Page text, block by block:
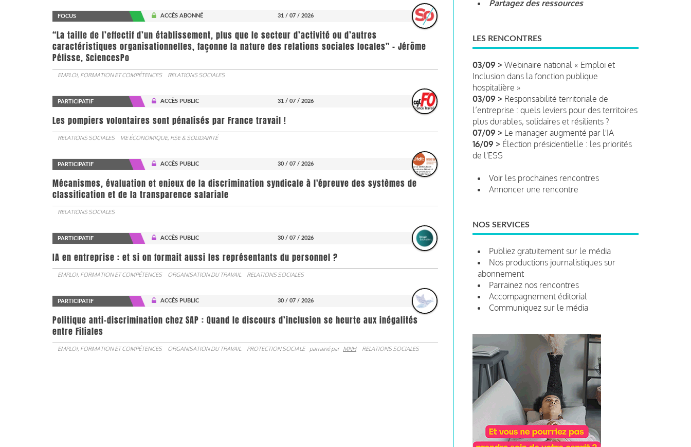
FOCUS ACCÈS ABONNÉ 31 / 07 / 2026
“La taille de l’effectif d’un établissement, plus que le secteur d’activité ou d’autres
caractéristiques organisationnelles, façonne la nature des relations sociales locales” - Jérôme
Pélisse, SciencesPo
EMPLOI, FORMATION ET COMPÉTENCES RELATIONS SOCIALES
PARTICIPATIF ACCÈS PUBLIC 31 / 07 / 2026
Les pompiers volontaires sont pénalisés par France travail !
RELATIONS SOCIALES VIE ÉCONOMIQUE, RSE & SOLIDARITÉ
PARTICIPATIF ACCÈS PUBLIC 30 / 07 / 2026
Mécanismes, évaluation et enjeux de la discrimination syndicale à l'épreuve des systèmes de
classification et de la transparence salariale
RELATIONS SOCIALES
PARTICIPATIF ACCÈS PUBLIC 30 / 07 / 2026
IA en entreprise : et si on formait aussi les représentants du personnel ?
EMPLOI, FORMATION ET COMPÉTENCES ORGANISATION DU TRAVAIL RELATIONS SOCIALES
PARTICIPATIF ACCÈS PUBLIC 30 / 07 / 2026
Politique anti-discrimination chez SAP : Quand le discours d’inclusion se heurte aux inégalités
entre Filiales
EMPLOI, FORMATION ET COMPÉTENCES ORGANISATION DU TRAVAIL PROTECTION SOCIALE parrainé par MNH RELATIONS SOCIALES
Partagez des ressources
LES RENCONTRES
03/09 > Webinaire national « Emploi et
Inclusion dans la fonction publique
hospitalière »
03/09 > Responsabilité territoriale de
l’entreprise : quels leviers pour des territoires
plus durables, solidaires et résilients ?
07/09 > Le manager augmenté par l'IA
16/09 > Élection présidentielle : les priorités
de l'ESS
Voir les prochaines rencontres
Annoncer une rencontre
NOS SERVICES
Publiez gratuitement sur le média
Nos productions journalistiques sur
abonnement
Parrainez nos rencontres
Accompagnement éditorial
Communiquez sur le média